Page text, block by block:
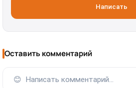
Написать
Оставить комментарий
😊 Написать комментарий...